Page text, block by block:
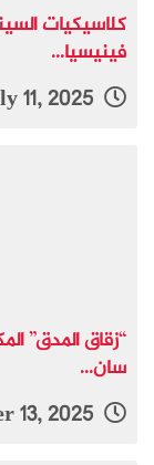
كلاسيكيات
فينيسيا...
“زقاق المدق”
سان...